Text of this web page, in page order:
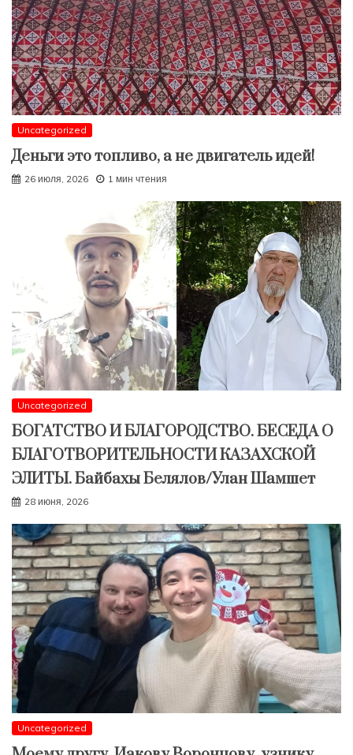
Uncategorized
Деньги это топливо, а не двигатель идей!
26 июля, 2026 1 мин чтения
Uncategorized
БОГАТСТВО И БЛАГОРОДСТВО. БЕСЕДА О
БЛАГОТВОРИТЕЛЬНОСТИ КАЗАХСКОЙ
ЭЛИТЫ. Байбахы Белялов/Улан Шамшет
28 июня, 2026
Uncategorized